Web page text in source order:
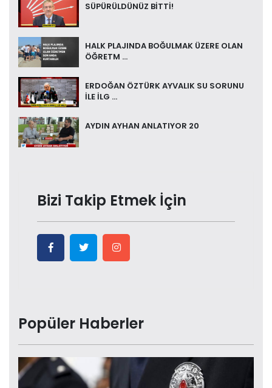
SÜPÜRÜLDÜNÜZ BİTTİ!
HALK PLAJINDA BOĞULMAK ÜZERE OLAN
ÖĞRETM ...
ERDOĞAN ÖZTÜRK AYVALIK SU SORUNU
İLE İLG ...
AYDIN AYHAN ANLATIYOR 20
Bizi Takip Etmek İçin
Popüler Haberler